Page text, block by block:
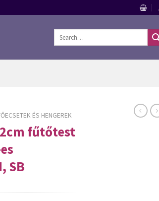
ÉS HENGEREK
fűtőtest
SB